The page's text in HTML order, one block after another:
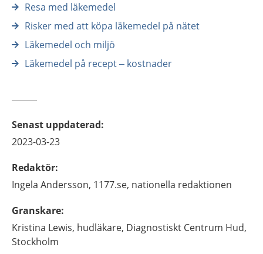
Resa med läkemedel
Risker med att köpa läkemedel på nätet
Läkemedel och miljö
Läkemedel på recept – kostnader
Senast uppdaterad:
2023-03-23
Redaktör:
Ingela Andersson, 1177.se, nationella redaktionen
Granskare:
Kristina Lewis, hudläkare, Diagnostiskt Centrum Hud,
Stockholm